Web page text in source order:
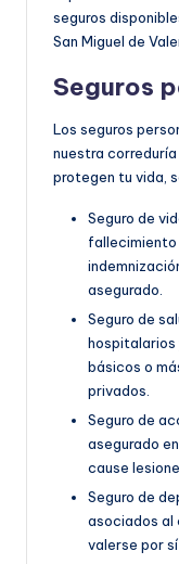
seguros
San Miguel de
Seguros
Los seguros
nuestra correduría
protegen tu vida,
Seguro de
fallecimiento
asegurado.
Seguro de
hospitalarios
básicos o
privados.
Seguro de
asegurado
cause
Seguro de
asociados al
valerse por sí